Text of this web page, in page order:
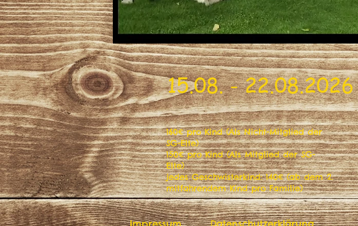
15.08. - 22.08.2026
160€ pro Kind (Als Nicht-Mitglied der
SG-Elte)
150€ pro Kind (Als Mitglied der SG-
Elte)
jedes Geschwisterkind: 140€ (ab dem 2.
mitfahrendem Kind pro Familie)